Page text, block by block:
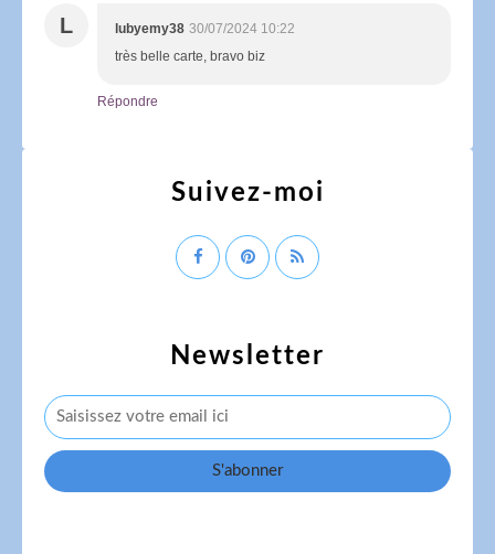
L lubyemy38 30/07/2024 10:22
très belle carte, bravo biz
Répondre
Newsletter
Suivez-moi